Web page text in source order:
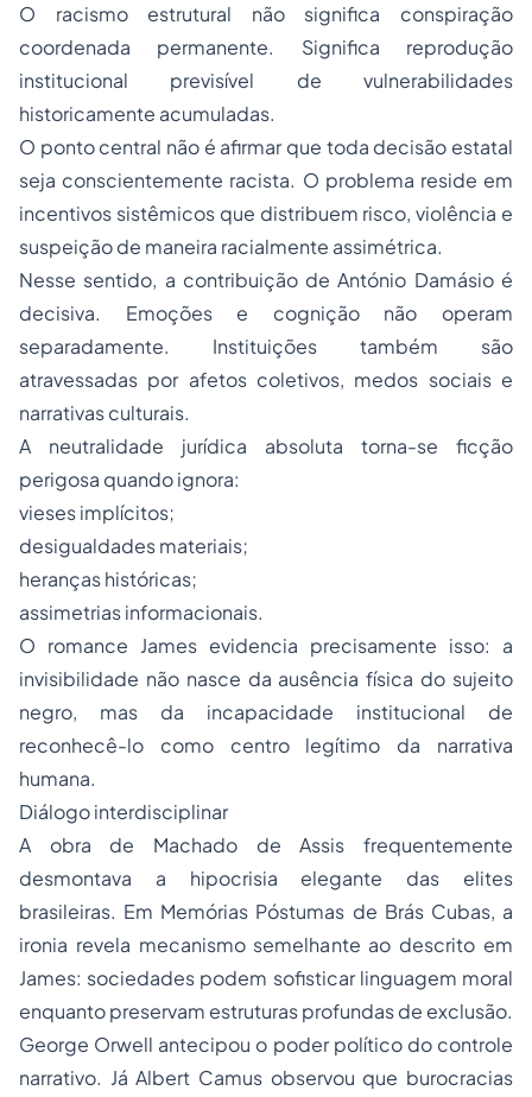
O racismo estrutural não significa conspiração
coordenada permanente. Significa reprodução
institucional previsível de vulnerabilidades
historicamente acumuladas.
O ponto central não é afirmar que toda decisão estatal
seja conscientemente racista. O problema reside em
incentivos sistêmicos que distribuem risco, violência e
suspeição de maneira racialmente assimétrica.
Nesse sentido, a contribuição de António Damásio é
decisiva. Emoções e cognição não operam
separadamente. Instituições também são
atravessadas por afetos coletivos, medos sociais e
narrativas culturais.
A neutralidade jurídica absoluta torna-se ficção
perigosa quando ignora:
vieses implícitos;
desigualdades materiais;
heranças históricas;
assimetrias informacionais.
O romance James evidencia precisamente isso: a
invisibilidade não nasce da ausência física do sujeito
negro, mas da incapacidade institucional de
reconhecê-lo como centro legítimo da narrativa
humana.
Diálogo interdisciplinar
A obra de Machado de Assis frequentemente
desmontava a hipocrisia elegante das elites
brasileiras. Em Memórias Póstumas de Brás Cubas, a
ironia revela mecanismo semelhante ao descrito em
James: sociedades podem sofisticar linguagem moral
enquanto preservam estruturas profundas de exclusão.
George Orwell antecipou o poder político do controle
narrativo. Já Albert Camus observou que burocracias